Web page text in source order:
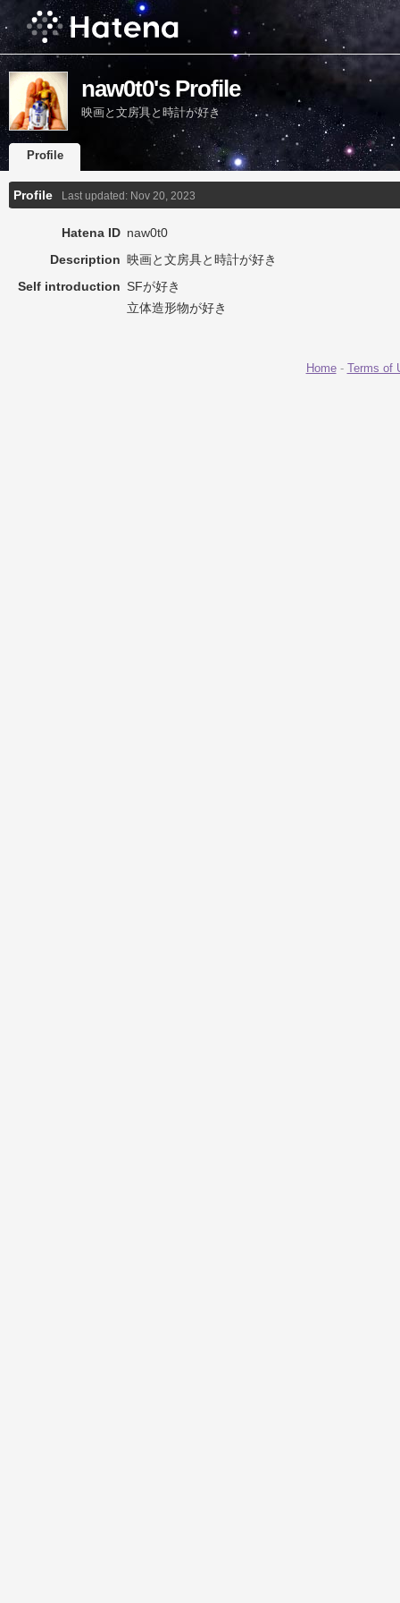
naw0t0's Profile
映画と文房具と時計が好き
Profile
Profile Last updated: Nov 20, 2023
Hatena ID naw0t0
Description 映画と文房具と時計が好き
Self introduction SFが好き
立体造形物が好き
Home- Terms of